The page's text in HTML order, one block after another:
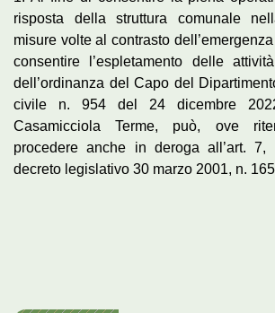
risposta della struttura comunale
misure volte al contrasto
consentire l’espletamento delle
dell’ordinanza del Capo del
civile n. 954 del 24 dicembre
Casamicciola Terme, può, ove
procedere anche in deroga all’art. 7,
decreto legislativo 30 marzo 2001, n.